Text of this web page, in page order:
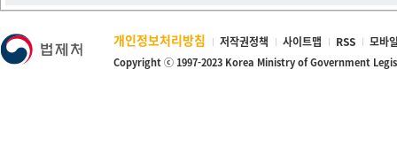
개인정보처리방침 저작권정책 사이트맵 RSS 모바
Copyright ⓒ 1997-2023 Korea Ministry of Government